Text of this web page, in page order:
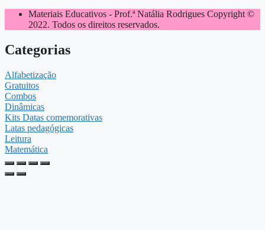
Materiais Educativos - Prof.ª Natália Rodrigues Copyright ©
2022. Todos os direitos reservados.
Categorias
Alfabetização
Gratuitos
Combos
Dinâmicas
Kits Datas comemorativas
Latas pedagógicas
Leitura
Matemática